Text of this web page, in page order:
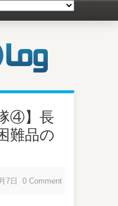
④】長
難品の
7日 0 Comment